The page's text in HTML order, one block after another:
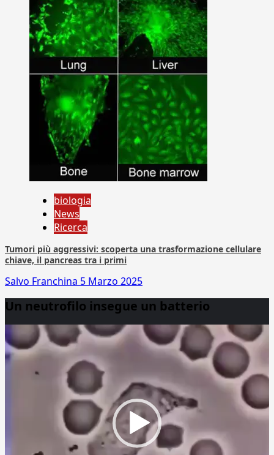
biologia
News
Ricerca
Tumori più aggressivi: scoperta una trasformazione cellulare
chiave, il pancreas tra i primi
Salvo Franchina 5 Marzo 2025
Un neutrofilo insegue un batterio
Player